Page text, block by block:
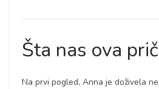
Šta nas ova
Na prvi pogled, Anna je doživela